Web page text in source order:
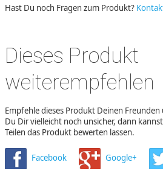
Hast Du noch Fragen zum Produkt?
Dieses Produkt
weiterempfehlen
Empfehle dieses Produkt Deinen
Du Dir vielleicht noch unsicher, dann
Teilen das Produkt bewerten lassen.
Facebook Google+